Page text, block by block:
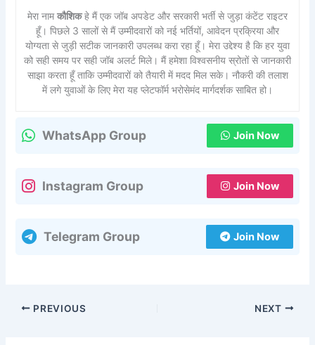
मेरा नामकौशिकहे मैं एक जॉब अपडेट और सरकारी भर्ती से जुड़ा कंटेंट राइटर
हूँ। पिछले 3 सालों से मैं उम्मीदवारों को नई भर्तियों, आवेदन प्रक्रिया और
योग्यता से जुड़ी सटीक जानकारी उपलब्ध करा रहा हूँ। मेरा उद्देश्य है कि हर युवा
को सही समय पर सही जॉब अलर्ट मिले। मैं हमेशा विश्वसनीय स्रोतों से जानकारी
साझा करता हूँ ताकि उम्मीदवारों को तैयारी में मदद मिल सके। नौकरी की तलाश
में लगे युवाओं के लिए मेरा यह प्लेटफॉर्म भरोसेमंद मार्गदर्शक साबित हो।
WhatsApp Group Join Now
Instagram Group Join Now
Telegram Group Join Now
PREVIOUS NEXT